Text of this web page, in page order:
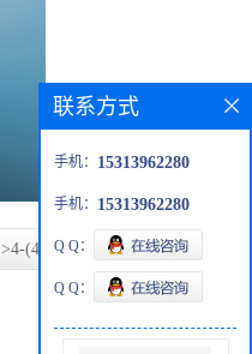
>4-(4-氟苯基)苯硼酸
联系方式
手机： 15313962280
手机： 15313962280
Q Q：
Q Q：